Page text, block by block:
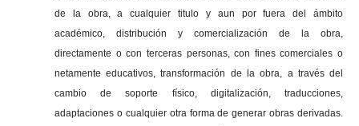
de la obra, a cualquier titulo y aun por fuera del ámbito
académico, distribución y comercialización de la obra,
directamente o con terceras personas, con fines comerciales o
netamente educativos, transformación de la obra, a través del
cambio de soporte físico, digitalización, traducciones,
adaptaciones o cualquier otra forma de generar obras derivadas.